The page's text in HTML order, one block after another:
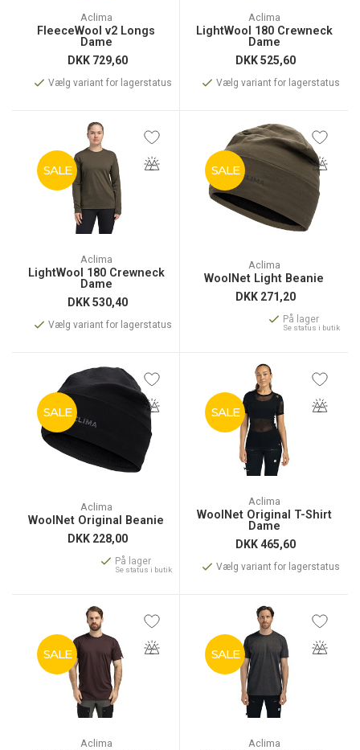
Aclima
FleeceWool v2 Longs
Dame
DKK 729,60
Vælg variant for lagerstatus
Aclima
LightWool 180 Crewneck
Dame
DKK525,60
Vælg variant for lagerstatus
SALE
Aclima
LightWool 180 Crewneck
Dame
DKK530,40
Vælg variant for lagerstatus
SALE
Aclima
WoolNet Light Beanie
DKK 271,20
På lager
Se status i butik
SALE
Aclima
WoolNet Original Beanie
DKK 228,00
På lager
Se status i butik
SALE
Aclima
WoolNet Original T-Shirt
Dame
DKK465,60
Vælg variant for lagerstatus
SALE
Aclima
SALE
Aclima